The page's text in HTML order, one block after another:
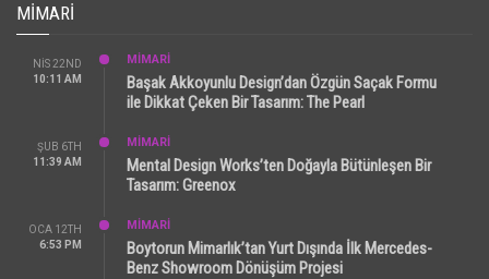
MIMARI
NIS 22ND
10:11 AM
MİMARİ
Başak Akkoyunlu Design’dan Özgün Saçak Formu
ile Dikkat Çeken Bir Tasarım: The Pearl
ŞUB 6TH
11:39 AM
MİMARİ
Mental Design Works’ten Doğayla Bütünleşen Bir
Tasarım: Greenox
OCA 12TH
6:53 PM
MİMARİ
Boytorun Mimarlık’tan Yurt Dışında İlk Mercedes-
Benz Showroom Dönüşüm Projesi